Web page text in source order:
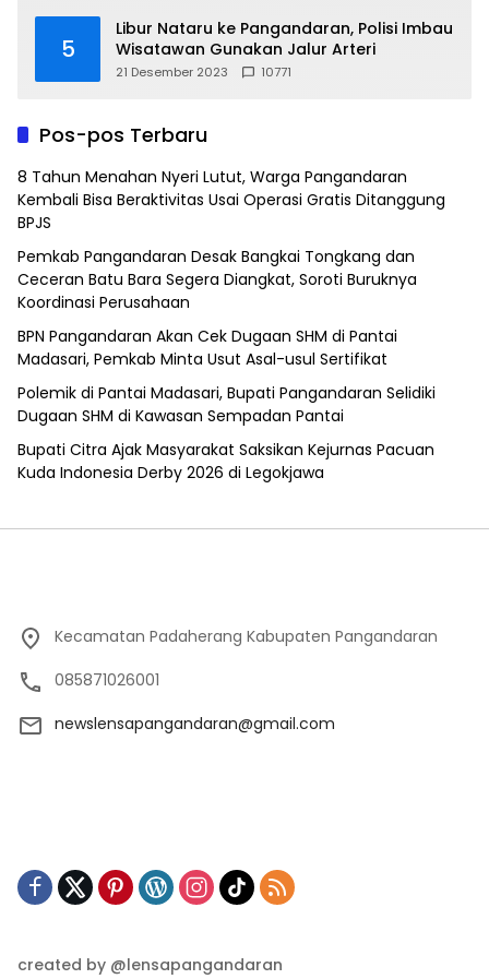
5
Libur Nataru ke Pangandaran, Polisi Imbau
Wisatawan Gunakan Jalur Arteri
21 Desember 2023 10771
Pos-pos Terbaru
8 Tahun Menahan Nyeri Lutut, Warga Pangandaran
Kembali Bisa Beraktivitas Usai Operasi Gratis Ditanggung
BPJS
Pemkab Pangandaran Desak Bangkai Tongkang dan
Ceceran Batu Bara Segera Diangkat, Soroti Buruknya
Koordinasi Perusahaan
BPN Pangandaran Akan Cek Dugaan SHM di Pantai
Madasari, Pemkab Minta Usut Asal-usul Sertifikat
Polemik di Pantai Madasari, Bupati Pangandaran Selidiki
Dugaan SHM di Kawasan Sempadan Pantai
Bupati Citra Ajak Masyarakat Saksikan Kejurnas Pacuan
Kuda Indonesia Derby 2026 di Legokjawa
Kecamatan Padaherang Kabupaten Pangandaran
085871026001
newslensapangandaran@gmail.com
created by @lensapangandaran